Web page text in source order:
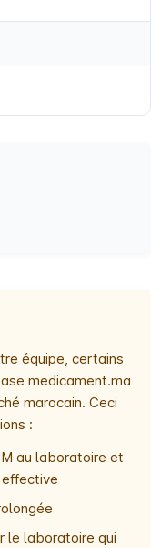
équipe, certains
medicament.ma
marocain. Ceci
:
au laboratoire et
le laboratoire qui